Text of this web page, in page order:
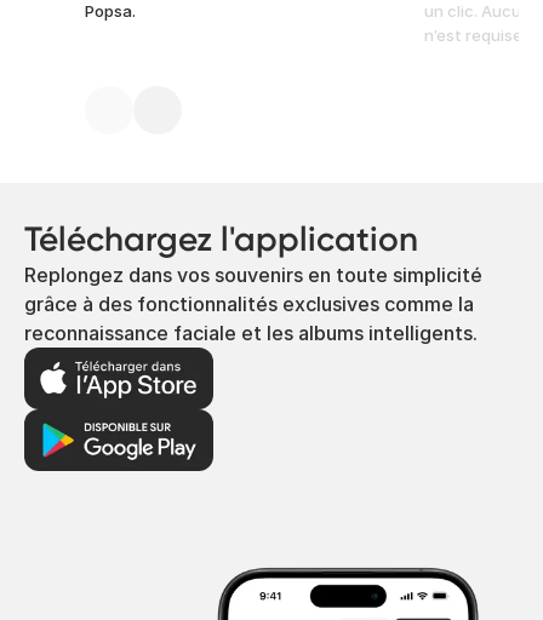
Popsa.
un clic.
n’est requise.
Téléchargez l'application
Replongez dans vos souvenirs en toute simplicité
grâce à des fonctionnalités exclusives comme la
reconnaissance faciale et les albums intelligents.